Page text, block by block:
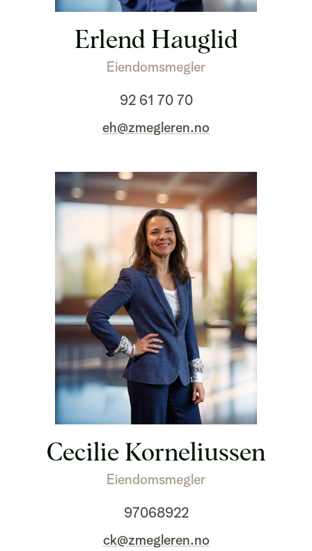
Erlend Hauglid
Eiendomsmegler
92 61 70 70
eh@zmegleren.no
Cecilie Korneliussen
Eiendomsmegler
97068922
ck@zmegleren.no